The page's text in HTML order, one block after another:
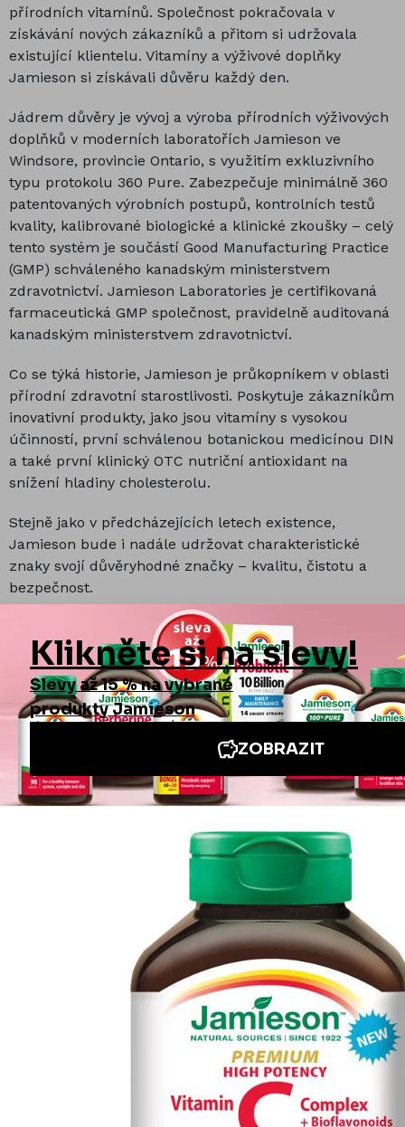
přírodních vitamínů. Společnost pokračovala v
získávání nových zákazníků a přitom si udržovala
existující klientelu. Vitamíny a výživové doplňky
Jamieson si získávali důvěru každý den.
Jádrem důvěry je vývoj a výroba přírodních výživových
doplňků v moderních laboratořích Jamieson ve
Windsore, provincie Ontario, s využitím exkluzivního
typu protokolu 360 Pure. Zabezpečuje minimálně 360
patentovaných výrobních postupů, kontrolních testů
kvality, kalibrované biologické a klinické zkoušky – celý
tento systém je součástí Good Manufacturing Practice
(GMP) schváleného kanadským ministerstvem
zdravotnictví. Jamieson Laboratories je certifikovaná
farmaceutická GMP společnost, pravidelně auditovaná
kanadským ministerstvem zdravotnictví.
Co se týká historie, Jamieson je průkopníkem v oblasti
přírodní zdravotní starostlivosti. Poskytuje zákazníkům
inovativní produkty, jako jsou vitamíny s vysokou
účinností, první schválenou botanickou medicínou DIN
a také první klinický OTC nutriční antioxidant na
snížení hladiny cholesterolu.
Stejně jako v předcházejících letech existence,
Jamieson bude i nadále udržovat charakteristické
znaky svojí důvěryhodné značky – kvalitu, čistotu a
bezpečnost.
Jiné stránky Jamieson